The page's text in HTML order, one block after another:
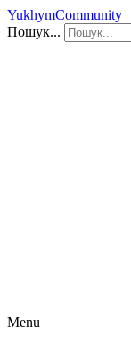
YukhymCommunity
Пошук...
Menu